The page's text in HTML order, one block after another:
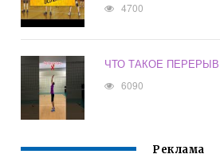
4700
ЧТО ТАКОЕ
6090
Реклама